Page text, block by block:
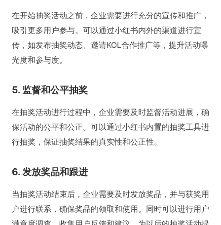
在开始抽奖活动之前，企业需要进行充分的宣传和推广，
吸引更多用户参与。可以通过小红书内外的渠道进行宣
传，如发布抽奖动态、邀请KOL合作推广等，提升活动曝
光度和参与度。
5. 监督和公平抽奖
在抽奖活动进行过程中，企业需要及时监督活动进展，确
保活动的公平和公正。可以通过小红书内置的抽奖工具进
行抽奖，保证抽奖结果的真实性和公正性。
6. 发放奖品和跟进
当抽奖活动结束后，企业需要及时发放奖品，并与获奖用
户进行联系，确保奖品的领取和使用。同时可以进行用户